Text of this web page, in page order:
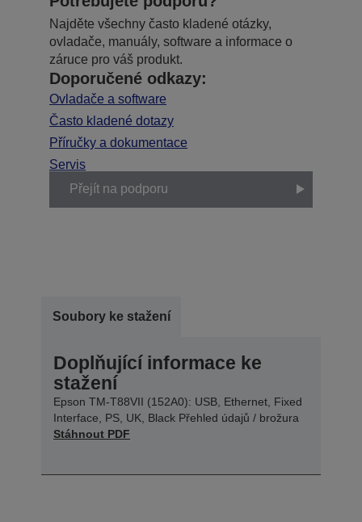
Najděte všechny často kladené otázky,
ovladače, manuály, software a informace o
záruce pro váš produkt.
Doporučené odkazy:
Ovladače a software
Často kladené dotazy
Příručky a dokumentace
Servis
Přejít na podporu
Soubory ke stažení
Doplňující informace ke
stažení
Epson TM-T88VII (152A0): USB, Ethernet, Fixed
Interface, PS, UK, Black Přehled údajů / brožura
Stáhnout PDF